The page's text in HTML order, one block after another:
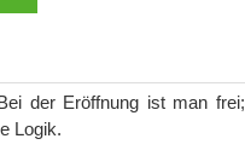
der Eröffnung ist man frei;
Logik.